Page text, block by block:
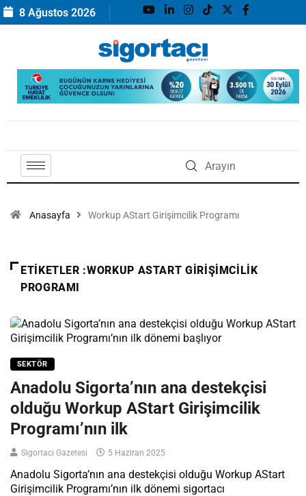
8 Ağustos 2026
Anasayfa Workup AStart Girişimcilik Programı
ETIKETLER :WORKUP ASTART GIRIŞIMCILIK
PROGRAMI
SEKTÖR
Anadolu Sigorta’nın ana destekçisi
olduğu Workup AStart Girişimcilik
Programı’nın ilk
Sigortacı Gazetesi 5 Haziran 2025
Anadolu Sigorta’nın ana destekçisi olduğu Workup AStart
Girişimcilik Programı’nın ilk dönemi sigortacı